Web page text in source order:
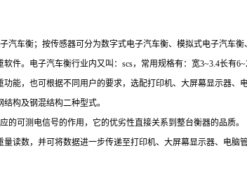
汽车衡；按传感器可分为数字式电子汽车衡、模拟式电子汽车
件。电子汽车衡行业内又叫：scs，常用规格有：宽3~3.4长有
能，也可根据不同用户的要求，选配打印机、大屏幕显示器、
结构及钢混结构二种型式。
可测电信号的作用，它的优劣性直接关系到整台衡器的品质
量读数，并可将数据进一步传递至打印机、大屏幕显示器、